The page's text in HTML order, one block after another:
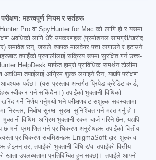
महत्त्वपूर्ण नियम र सर्तहरू
Pro वा SpyHunter for Mac को लागि हो र यसमा
अवधिको लागि धेरै उपकरणहरू (प्रमोशनल सामग्री/खरीद
समावेश छन्, जसले व्यापक मालवेयर पत्ता लगाउने र हटाउने
तपाईंको प्रणालीलाई सक्रिय रूपमा सुरक्षित गर्न उच्च-
HelpDesk मार्फत हाम्रो प्राविधिक समर्थन टोलीमा
अवधिमा तपाईंलाई अग्रिम शुल्क लगाइने छैन, यद्यपि परीक्षण
पर्दछ। (यस प्रस्ताव अन्तर्गत प्रिपेड क्रेडिट कार्ड,
स्वीकार गर्न सकिँदैन।) तपाईंको भुक्तानी विधिको
गर्ने निर्णय गर्नुभयो भने परीक्षणबाट सशुल्क सदस्यतामा
निर्बाध सुरक्षा सुरक्षा सुनिश्चित गर्न मद्दत गर्नु हो।
विधिमा अग्रिम भुक्तानी रकम चार्ज गरिने छैन, यद्यपि
छ भनी प्रमाणित गर्न प्राधिकरण अनुरोधहरू तपाईंको वित्तीय
प्राधिकरण सबमिशनहरू EnigmaSoft द्वारा शुल्क वा
तर, तपाईंको भुक्तानी विधि र/वा तपाईंको वित्तीय
खाता उपलब्धतामा प्रतिबिम्बित हुन सक्छ)। तपाईंले आफ्नो